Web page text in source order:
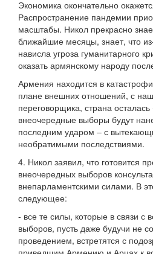
Экономика окончательно
Распространение пандемии
масштабы. Никол прекрасно
ближайшие месяцы, знает, что
нависла угроза гуманитарного
оказать армянскому народу
Армения находится в
плане внешних отношений, с
переговорщика, страна
внеочередные выборы будут
последним ударом – с
необратимыми последствиями.
4. Никол заявил, что готовится
внеочередных выборов
внепарламентскими силами. В
следующее:
- все те силы, которые в связи с
выборов, пусть даже будучи не
проведением, встретятся с